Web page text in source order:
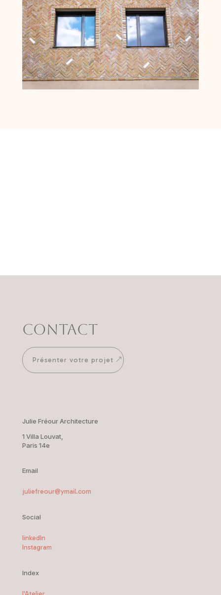
Contact
Présenter votre projet
Julie Fréour Architecture
1 Villa Louvat,
Paris 14e
Email
juliefreour@ymail.com
Social
linkedIn
Instagram
Index